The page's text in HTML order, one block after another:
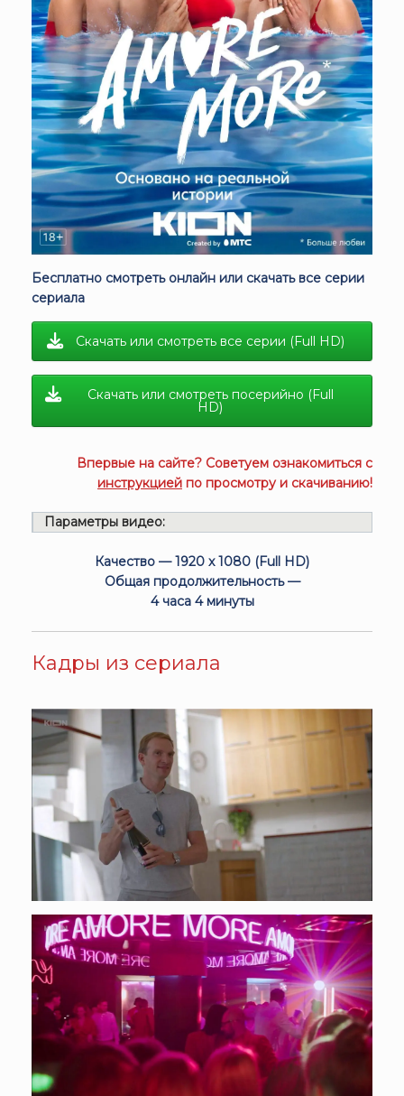
Бесплатно смотреть онлайн или скачать все серии
сериала
Скачать или смотреть все серии (Full HD)
Скачать или смотреть посерийно (Full
HD)
Впервые на сайте? Советуем ознакомиться с
инструкцией по просмотру и скачиванию!
Параметры видео:
Качество — 1920 x 1080 (Full HD)
Общая продолжительность —
4 часа 4 минуты
Кадры из сериала